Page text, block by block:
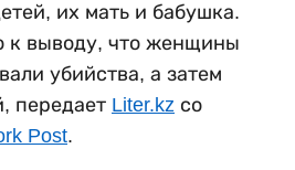
их мать и бабушка.
к выводу, что женщины
убийства, а затем
передает Liter.kz со
Post.